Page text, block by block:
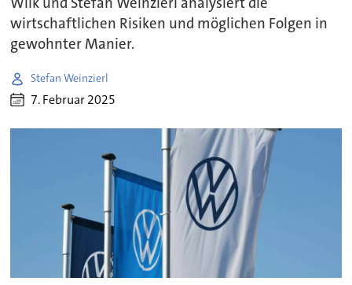
wirtschaftlichen Risiken und möglichen Folgen in
gewohnter Manier.
Stefan Weinzierl
7. Februar 2025